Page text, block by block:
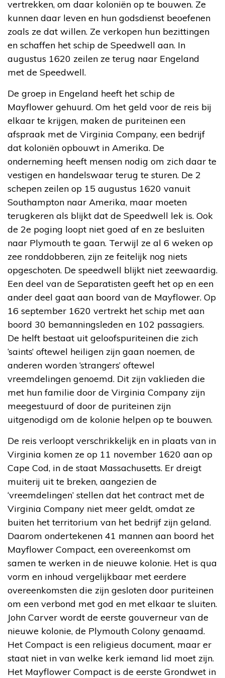
vertrekken, om daar koloniën op te bouwen. Ze
kunnen daar leven en hun godsdienst beoefenen
zoals ze dat willen. Ze verkopen hun bezittingen
en schaffen het schip de Speedwell aan. In
augustus 1620 zeilen ze terug naar Engeland
met de Speedwell.
De groep in Engeland heeft het schip de
Mayflower gehuurd. Om het geld voor de reis bij
elkaar te krijgen, maken de puriteinen een
afspraak met de Virginia Company, een bedrijf
dat koloniën opbouwt in Amerika. De
onderneming heeft mensen nodig om zich daar te
vestigen en handelswaar terug te sturen. De 2
schepen zeilen op 15 augustus 1620 vanuit
Southampton naar Amerika, maar moeten
terugkeren als blijkt dat de Speedwell lek is. Ook
de 2e poging loopt niet goed af en ze besluiten
naar Plymouth te gaan. Terwijl ze al 6 weken op
zee ronddobberen, zijn ze feitelijk nog niets
opgeschoten. De speedwell blijkt niet zeewaardig.
Een deel van de Separatisten geeft het op en een
ander deel gaat aan boord van de Mayflower. Op
16 september 1620 vertrekt het schip met aan
boord 30 bemanningsleden en 102 passagiers.
De helft bestaat uit geloofspuriteinen die zich
‘saints’ oftewel heiligen zijn gaan noemen, de
anderen worden ‘strangers’ oftewel
vreemdelingen genoemd. Dit zijn vaklieden die
met hun familie door de Virginia Company zijn
meegestuurd of door de puriteinen zijn
uitgenodigd om de kolonie helpen op te bouwen.
De reis verloopt verschrikkelijk en in plaats van in
Virginia komen ze op 11 november 1620 aan op
Cape Cod, in de staat Massachusetts. Er dreigt
muiterij uit te breken, aangezien de
‘vreemdelingen’ stellen dat het contract met de
Virginia Company niet meer geldt, omdat ze
buiten het territorium van het bedrijf zijn geland.
Daarom ondertekenen 41 mannen aan boord het
Mayflower Compact, een overeenkomst om
samen te werken in de nieuwe kolonie. Het is qua
vorm en inhoud vergelijkbaar met eerdere
overeenkomsten die zijn gesloten door puriteinen
om een verbond met god en met elkaar te sluiten.
John Carver wordt de eerste gouverneur van de
nieuwe kolonie, de Plymouth Colony genaamd.
Het Compact is een religieus document, maar er
staat niet in van welke kerk iemand lid moet zijn.
Het Mayflower Compact is de eerste Grondwet in